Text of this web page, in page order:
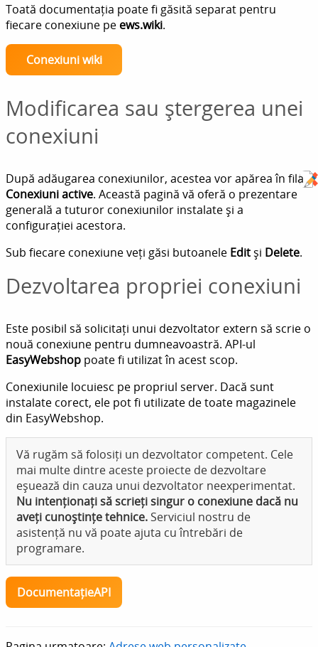
Toată documentația poate fi găsită separat pentru
fiecare conexiune pe ews.wiki.
Conexiuni wiki
Modificarea sau ștergerea unei
conexiuni
După adăugarea conexiunilor, acestea vor apărea în fila
Conexiuni active. Această pagină vă oferă o prezentare
generală a tuturor conexiunilor instalate și a
configurației acestora.
Sub fiecare conexiune veți găsi butoanele Editși Delete.
Dezvoltarea propriei conexiuni
Este posibil să solicitați unui dezvoltator extern să scrie o
nouă conexiune pentru dumneavoastră. API-ul
EasyWebshop poate fi utilizat în acest scop.
Conexiunile locuiesc pe propriul server. Dacă sunt
instalate corect, ele pot fi utilizate de toate magazinele
din EasyWebshop.
Vă rugăm să folosiți un dezvoltator competent. Cele
mai multe dintre aceste proiecte de dezvoltare
eșuează din cauza unui dezvoltator neexperimentat.
Nu intenționați să scrieți singur o conexiune dacă nu
aveți cunoștințe tehnice. Serviciul nostru de
asistență nu vă poate ajuta cu întrebări de
programare.
DocumentațieAPI